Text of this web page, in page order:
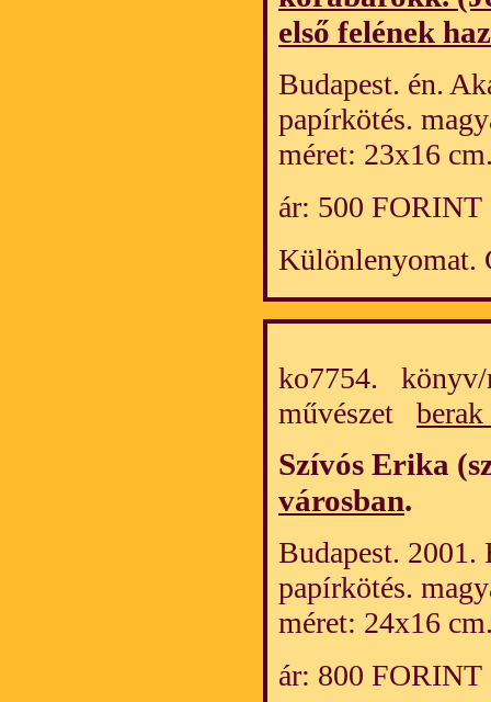
első felének
Budapest. én.
papírkötés.
méret: 23x16
ár: 500 FORINT
Különlenyomat.
ko7754. könyv/
művészet berak
Szívós Erika
városban.
Budapest.
papírkötés.
méret: 24x16
ár: 800 FORINT